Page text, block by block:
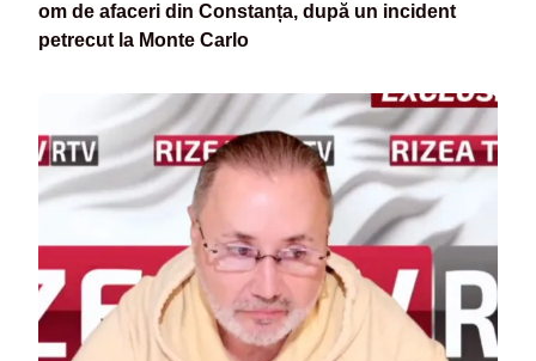
om de afaceri din Constanța, după un incident
petrecut la Monte Carlo